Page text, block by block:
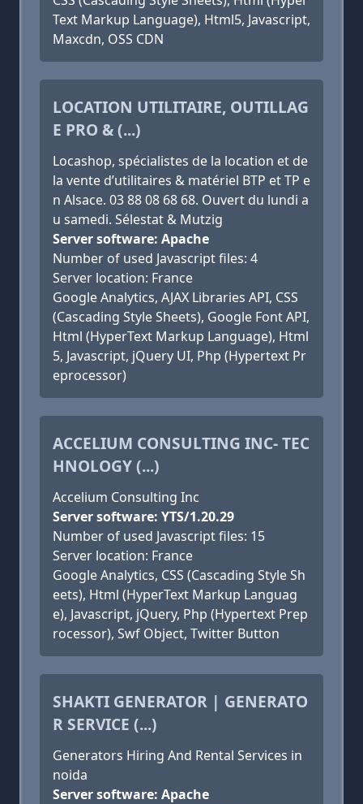
Text Markup Language), Html5, Javascript,
Maxcdn, OSS CDN
LOCATION UTILITAIRE, OUTILLAG
E PRO & (...)
Locashop, spécialistes de la location et de
la vente d’utilitaires & matériel BTP et TP e
n Alsace. 03 88 08 68 68. Ouvert du lundi a
u samedi. Sélestat & Mutzig
Server software: Apache
Number of used Javascript files: 4
Server location: France
Google Analytics, AJAX Libraries API, CSS
(Cascading Style Sheets), Google Font API,
Html (HyperText Markup Language), Html
5, Javascript, jQuery UI, Php (Hypertext Pr
eprocessor)
ACCELIUM CONSULTING INC- TEC
HNOLOGY (...)
Accelium Consulting Inc
Server software: YTS/1.20.29
Number of used Javascript files: 15
Server location: France
Google Analytics, CSS (Cascading Style Sh
eets), Html (HyperText Markup Languag
e), Javascript, jQuery, Php (Hypertext Prep
rocessor), Swf Object, Twitter Button
SHAKTI GENERATOR | GENERATO
R SERVICE (...)
Generators Hiring And Rental Services in
noida
Server software: Apache